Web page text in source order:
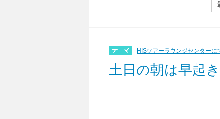
HISツアーラウンジセンターに
土日の朝は早起